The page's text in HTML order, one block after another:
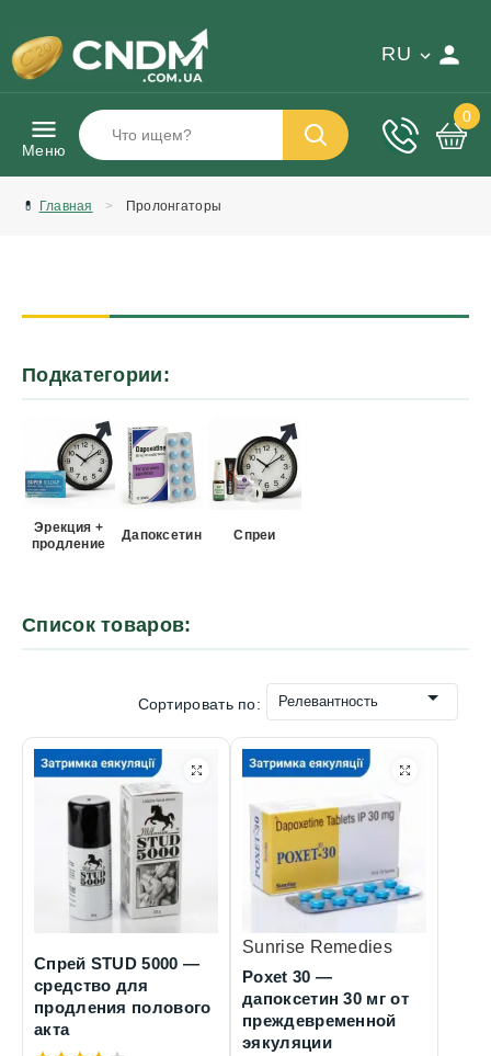
RU
Меню
0
💊 Главная Пролонгаторы
Подкатегории:
Эрекция +
продление
Дапоксетин Спреи
Список товаров:
Сортировать по: Релевантность
Спрей STUD 5000 —
средство для
продления полового
акта
Sunrise Remedies
Poxet 30 —
дапоксетин 30 мг от
преждевременной
эякуляции